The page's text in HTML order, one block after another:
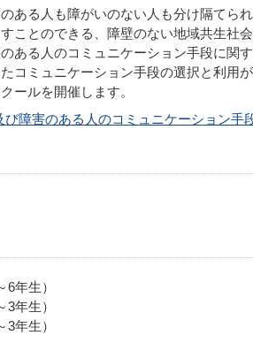
ある人も障がいのない人も分け隔てら
ことのできる、障壁のない地域共生社
ある人のコミュニケーション手段に関
コミュニケーション手段の選択と利用
ールを開催します。
び障害のある人のコミュニケーション手
6年生）
3年生）
3年生）